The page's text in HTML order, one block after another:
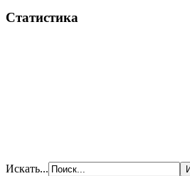
Статистика
Искать...